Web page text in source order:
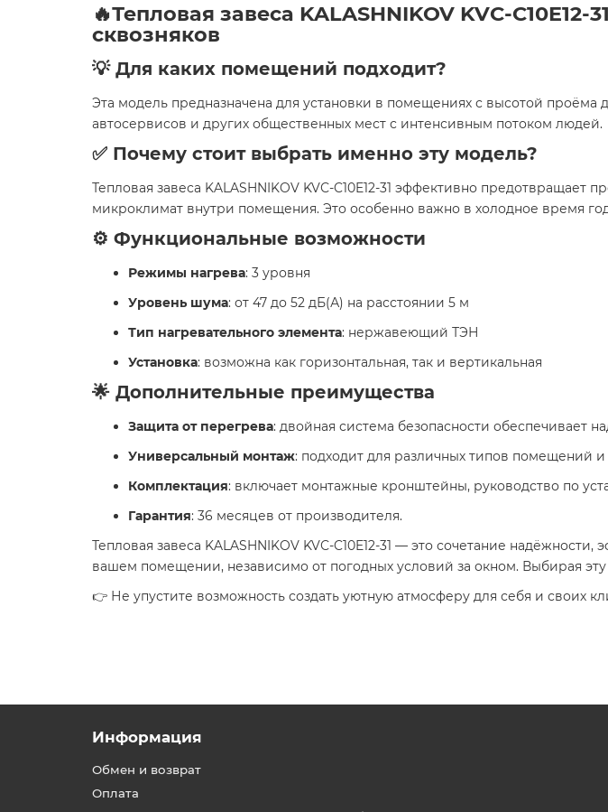
🔥Тепловая завеса KALASHNIKOV KVС-
сквозняков
💡 Для каких помещений подходит?
Эта модель предназначена для установки в помещениях с высотой проёма
автосервисов и других общественных мест с интенсивным потоком людей.
✅ Почему стоит выбрать именно эту модель?
Тепловая завеса KALASHNIKOV KVС-C10E12-31 эффективно
микроклимат внутри помещения. Это особенно важно в холодное время
⚙️ Функциональные возможности
Режимы нагрева: 3 уровня
Уровень шума: от 47 до 52 дБ(А) на расстоянии 5 м
Тип нагревательного элемента: нержавеющий ТЭН
Установка: возможна как горизонтальная, так и вертикальная
🌟 Дополнительные преимущества
Защита от перегрева: двойная система безопасности обеспечивает
Универсальный монтаж: подходит для различных типов помещений
Комплектация: включает монтажные кронштейны, руководство по
Гарантия: 36 месяцев от производителя.
Тепловая завеса KALASHNIKOV KVС-C10E12-31 — это сочетание
вашем помещении, независимо от погодных условий за окном. Выбирая
👉 Не упустите возможность создать уютную атмосферу для себя и своих
Информация
Обмен и возврат
Оплата